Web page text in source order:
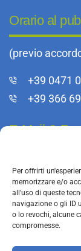
Per offrirti
memorizzare e/o
all'uso di queste
navigazione o gli ID
o lo revochi, alcune
compromesse.
Orario al
(previo
+39 0471
+39 366
E-Mail &